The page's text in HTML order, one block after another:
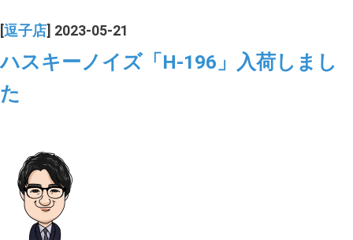
[逗子店] 2023-05-21
ハスキーノイズ「H-196」入荷しまし
た